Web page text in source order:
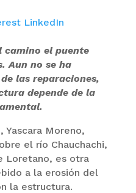
LinkedIn
camino el puente
Aun no se ha
las reparaciones,
depende de la
Yascara Moreno,
el río Chauchachi,
Loretano, es otra
a la erosión del
la estructura.